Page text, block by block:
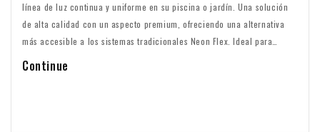
línea de luz continua y uniforme en su piscina o jardín. Una solución
de alta calidad con un aspecto premium, ofreciendo una alternativa
más accesible a los sistemas tradicionales Neon Flex. Ideal para
lograr un resultado profesional sin costes innecesariamente elevados.
Continue